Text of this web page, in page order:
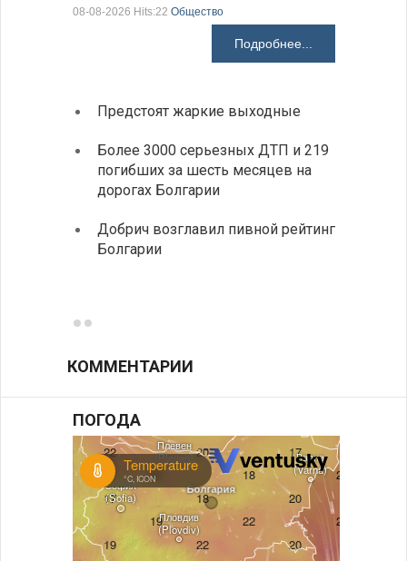
08-08-2026 Hits:22 Общество
Подробнее...
Предстоят жаркие выходные
Более 3000 серьезных ДТП и 219
погибших за шесть месяцев на
дорогах Болгарии
Добрич возглавил пивной рейтинг
Болгарии
КОММЕНТАРИИ
ПОГОДА